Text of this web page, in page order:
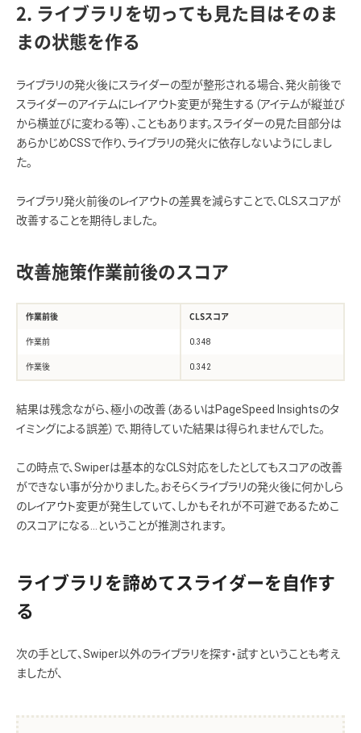
2. ライブラリを切っても見た目はそのま
まの状態を作る
ライブラリの発火後にスライダーの型が整形される場合、発火前後で
スライダーのアイテムにレイアウト変更が発生する（アイテムが縦並び
から横並びに変わる等）、こともあります。スライダーの見た目部分は
あらかじめCSSで作り、ライブラリの発火に依存しないようにしまし
た。
ライブラリ発火前後のレイアウトの差異を減らすことで、CLSスコアが
改善することを期待しました。
改善施策作業前後のスコア
作業前後 CLSスコア
作業前 0.348
作業後 0.342
結果は残念ながら、極小の改善（あるいはPageSpeed Insightsのタ
イミングによる誤差）で、期待していた結果は得られませんでした。
この時点で、Swiperは基本的なCLS対応をしたとしてもスコアの改善
ができない事が分かりました。おそらくライブラリの発火後に何かしら
のレイアウト変更が発生していて、しかもそれが不可避であるためこ
のスコアになる…ということが推測されます。
ライブラリを諦めてスライダーを自作す
る
次の手として、Swiper以外のライブラリを探す・試すということも考え
ましたが、